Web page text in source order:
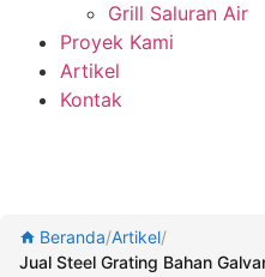
Grill Saluran Air
Proyek Kami
Artikel
Kontak
Beranda/Artikel/
Jual Steel Grating Bahan